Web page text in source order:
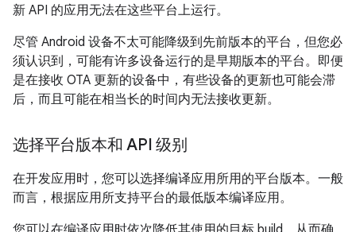
新 API 的应用无法在这些平台上运行。
尽管 Android 设备不太可能降级到先前版本的平台，但您必
须认识到，可能有许多设备运行的是早期版本的平台。即便
是在接收 OTA 更新的设备中，有些设备的更新也可能会滞
后，而且可能在相当长的时间内无法接收更新。
选择平台版本和 API 级别
在开发应用时，您可以选择编译应用所用的平台版本。一般
而言，根据应用所支持平台的最低版本编译应用。